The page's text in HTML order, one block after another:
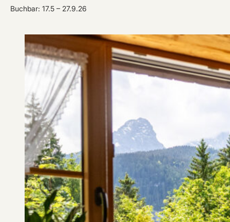
Buchbar: 17.5 – 27.9.26